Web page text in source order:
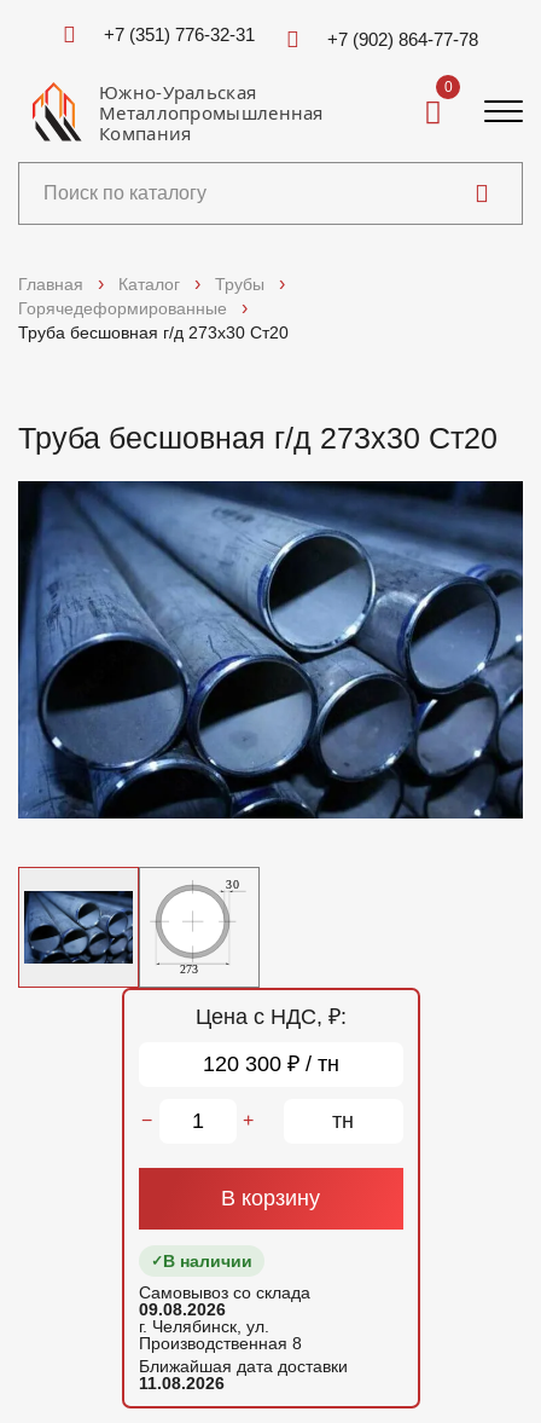
+7 (351) 776-32-31 +7 (902) 864-77-78
Южно-Уральская
Металлопромышленная
Компания
0
Услуги
Доставка и оплата
О компании
Отзывы
Контакты
Главная Каталог
Трубы
Горячедеформированные
Труба бесшовная г/д 273х30 Ст20
Труба бесшовная г/д 273х30 Ст20
Цена с НДС, ₽:
120 300 ₽ / тн
− + тн
В корзину
В наличии
Самовывоз со склада
09.08.2026
г. Челябинск, ул.
Производственная 8
Ближайшая дата доставки
11.08.2026